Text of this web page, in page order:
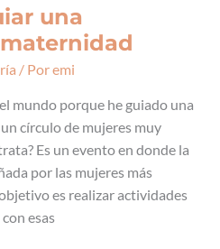
una
/ Poremi
mundo porque he guiado una
círculo de mujeres muy
Es un evento en donde la
por las mujeres más
es realizar actividades
esas